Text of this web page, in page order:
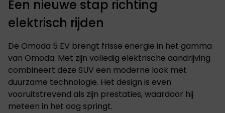
Een nieuwe stap richting
elektrisch rijden
De Omoda 5 EV brengt frisse energie in het gamma
van Omoda. Met zijn volledig elektrische aandrijving
combineert deze SUV een moderne look met
duurzame technologie. Het design is even
vooruitstrevend als zijn prestaties, waardoor hij
meteen in het oog springt.